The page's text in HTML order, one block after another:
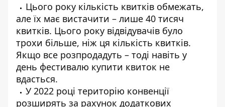
Цього року кількість квитків обмежать,
але їх має вистачити – лише 40 тисяч
квитків. Цього року відвідувачів було
трохи більше, ніж ця кількість квитків.
Якщо все розпродадуть – тоді навіть у
день фестивалю купити квиток не
вдасться.
У 2022 році територію конвенції
розширять за рахунок додаткових